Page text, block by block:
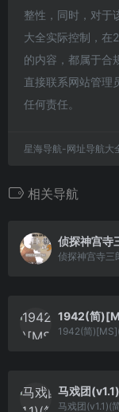
整性，同时，对于
大全实际控制，在
的内容，都属于合
直接联系网站管理
任何责任。
星海导航-网址导航大
相关导航